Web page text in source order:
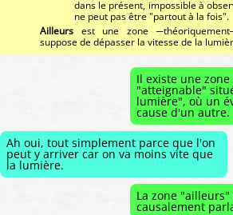
dans le présent, impossible à
ne peut pas être "partout à la fois".
Ailleurs est une zone
suppose de dépasser la vitesse de la
Il existe une
"atteignable"
lumière", où un
cause d'un autre.
Ah oui, tout simplement parce que l'on
peut y arriver car on va moins vite que
la lumière.
La zone
causalement